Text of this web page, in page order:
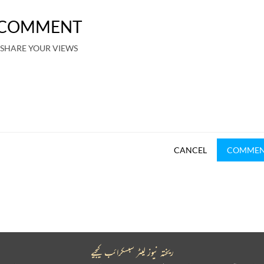
SHARE YOUR VIEWS
CANCEL
ریختہ نیوز لیٹر سبسکرائب کیجیے